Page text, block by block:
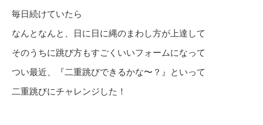
毎日続けていたら
なんとなんと、日に日に縄のまわし方が上達して
そのうちに跳び方もすごくいいフォームになって
つい最近、『二重跳びできるかな〜？』といって
二重跳びにチャレンジした！